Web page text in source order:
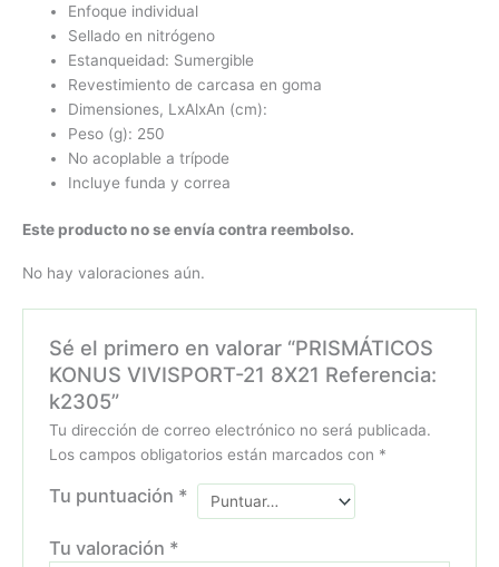
Enfoque individual
Sellado en nitrógeno
Estanqueidad: Sumergible
Revestimiento de carcasa en goma
Dimensiones, LxAlxAn (cm):
Peso (g): 250
No acoplable a trípode
Incluye funda y correa
Este producto no se envía contra reembolso.
No hay valoraciones aún.
Sé el primero en valorar “PRISMÁTICOS
KONUS VIVISPORT-21 8X21 Referencia:
k2305”
Tu dirección de correo electrónico no será publicada.
Los campos obligatorios están marcados con *
Tu puntuación *
Tu valoración *